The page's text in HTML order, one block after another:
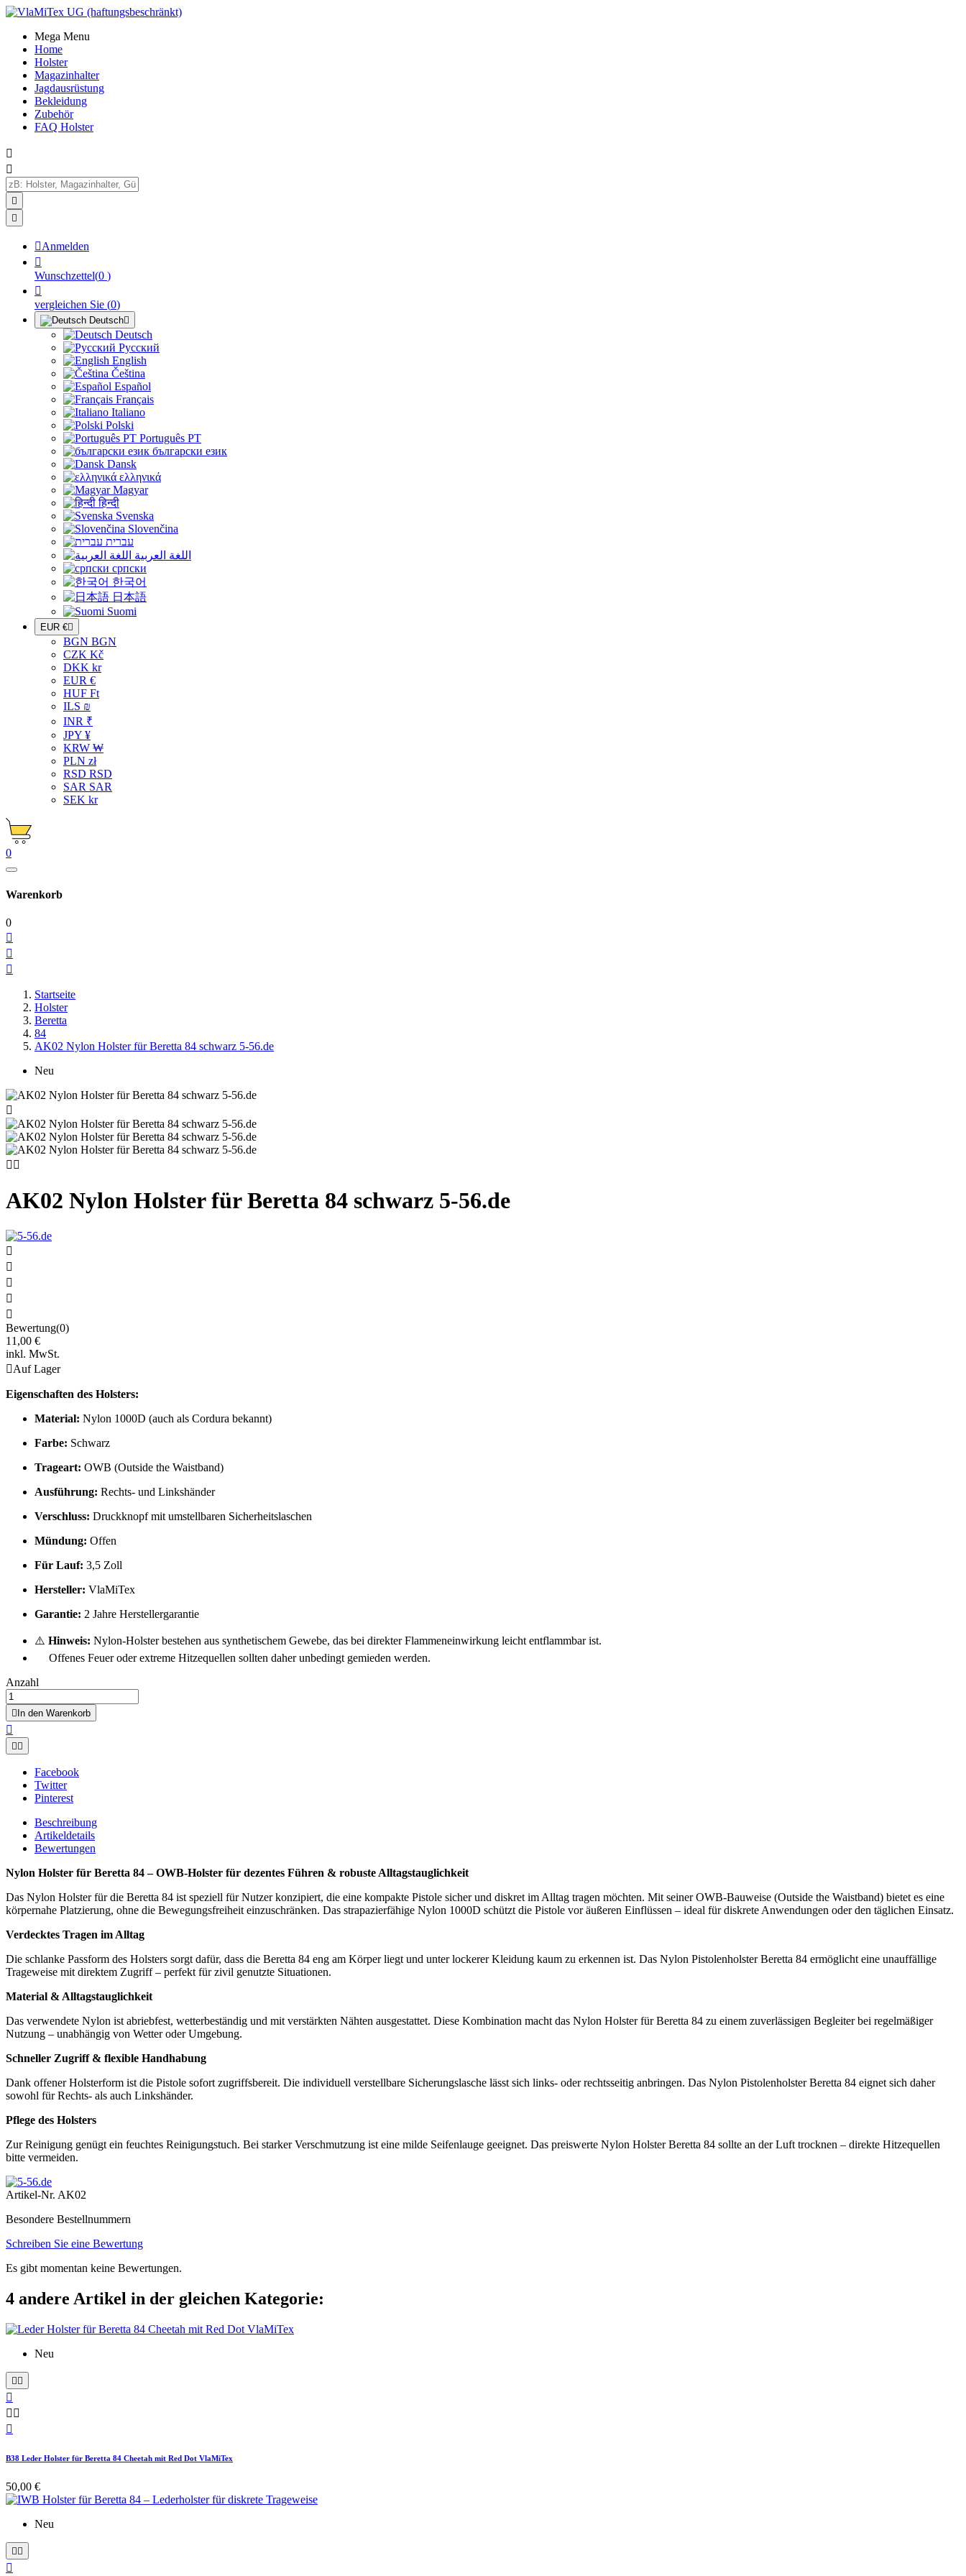
Mega Menu
Home
Holster
Magazinhalter
Jagdausrüstung
Bekleidung
Zubehör
FAQ Holster




Anmelden

Wunschzettel(0 )

vergleichen Sie (0)
Deutsch
Deutsch
Русский
English
Čeština
Español
Français
Italiano
Polski
Português PT
български език
Dansk
ελληνικά
Magyar
हिन्दी
Svenska
Slovenčina
עברית
اللغة العربية
српски
한국어
日本語
Suomi
EUR €
BGN BGN
CZK Kč
DKK kr
EUR €
HUF Ft
ILS ₪
INR ₹
JPY ¥
KRW ₩
PLN zł
RSD RSD
SAR SAR
SEK kr
0
Warenkorb
0



Startseite
Holster
Beretta
84
AK02 Nylon Holster für Beretta 84 schwarz 5-56.de
Neu

 
AK02 Nylon Holster für Beretta 84 schwarz 5-56.de





Bewertung(0)
11,00 €
inkl. MwSt.
Auf Lager
Eigenschaften des Holsters:
Material: Nylon 1000D (auch als Cordura bekannt)
Farbe: Schwarz
Trageart: OWB (Outside the Waistband)
Ausführung: Rechts- und Linkshänder
Verschluss: Druckknopf mit umstellbaren Sicherheitslaschen
Mündung: Offen
Für Lauf: 3,5 Zoll
Hersteller: VlaMiTex
Garantie: 2 Jahre Herstellergarantie
⚠️ Hinweis: Nylon-Holster bestehen aus synthetischem Gewebe, das bei direkter Flammeneinwirkung leicht entflammbar ist.
Offenes Feuer oder extreme Hitzequellen sollten daher unbedingt gemieden werden.
Anzahl
In den Warenkorb


Facebook
Twitter
Pinterest
Beschreibung
Artikeldetails
Bewertungen
Nylon Holster für Beretta 84 – OWB-Holster für dezentes Führen & robuste Alltagstauglichkeit
Das Nylon Holster für die Beretta 84 ist speziell für Nutzer konzipiert, die eine kompakte Pistole sicher und diskret im Alltag tragen möchten. Mit seiner OWB-Bauweise (Outside the Waistband) bietet es eine
körpernahe Platzierung, ohne die Bewegungsfreiheit einzuschränken. Das strapazierfähige Nylon 1000D schützt die Pistole vor äußeren Einflüssen – ideal für diskrete Anwendungen oder den täglichen Einsatz.
Verdecktes Tragen im Alltag
Die schlanke Passform des Holsters sorgt dafür, dass die Beretta 84 eng am Körper liegt und unter lockerer Kleidung kaum zu erkennen ist. Das Nylon Pistolenholster Beretta 84 ermöglicht eine unauffällige
Trageweise mit direktem Zugriff – perfekt für zivil genutzte Situationen.
Material & Alltagstauglichkeit
Das verwendete Nylon ist abriebfest, wetterbeständig und mit verstärkten Nähten ausgestattet. Diese Kombination macht das Nylon Holster für Beretta 84 zu einem zuverlässigen Begleiter bei regelmäßiger
Nutzung – unabhängig von Wetter oder Umgebung.
Schneller Zugriff & flexible Handhabung
Dank offener Holsterform ist die Pistole sofort zugriffsbereit. Die individuell verstellbare Sicherungslasche lässt sich links- oder rechtsseitig anbringen. Das Nylon Pistolenholster Beretta 84 eignet sich daher
sowohl für Rechts- als auch Linkshänder.
Pflege des Holsters
Zur Reinigung genügt ein feuchtes Reinigungstuch. Bei starker Verschmutzung ist eine milde Seifenlauge geeignet. Das preiswerte Nylon Holster Beretta 84 sollte an der Luft trocknen – direkte Hitzequellen
bitte vermeiden.
Artikel-Nr. AK02
Besondere Bestellnummern
Schreiben Sie eine Bewertung
Es gibt momentan keine Bewertungen.
4 andere Artikel in der gleichen Kategorie:
Neu


 

B38 Leder Holster für Beretta 84 Cheetah mit Red Dot VlaMiTex
50,00 €
Neu
 
